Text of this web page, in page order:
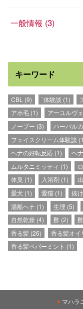
一般情報 (3)
キーワード
CBL (9) `体験談 (1)
アホ毛 (1) アーユルヴ
ノープー (3) ハーバル
フェイスクリーム体験談
ヘナの好転反応 (1) ヘ
ムルタニミッティ (1)
体臭 (1) 入浴剤(1)
愛犬 (1) 愛猫(1) 抜
湯船ヘナ (1) 生理 (5)
自然乾燥 (4) 酢(2)
香る髪 (26) 香る髪オイ
香る髪ペパーミント (1)
マハラ